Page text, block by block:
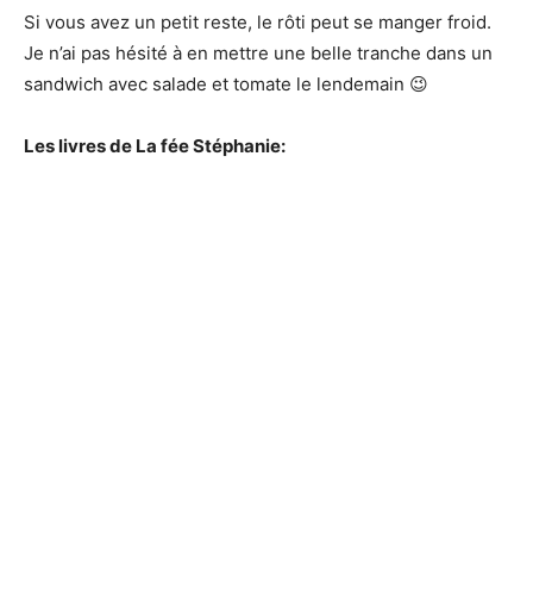
Si vous avez un petit reste, le rôti peut se manger froid.
Je n’ai pas hésité à en mettre une belle tranche dans un
sandwich avec salade et tomate le lendemain 😉
Les livres de La fée Stéphanie: